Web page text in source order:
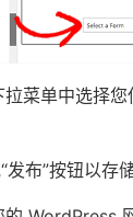
菜单中选择
布”按钮以存